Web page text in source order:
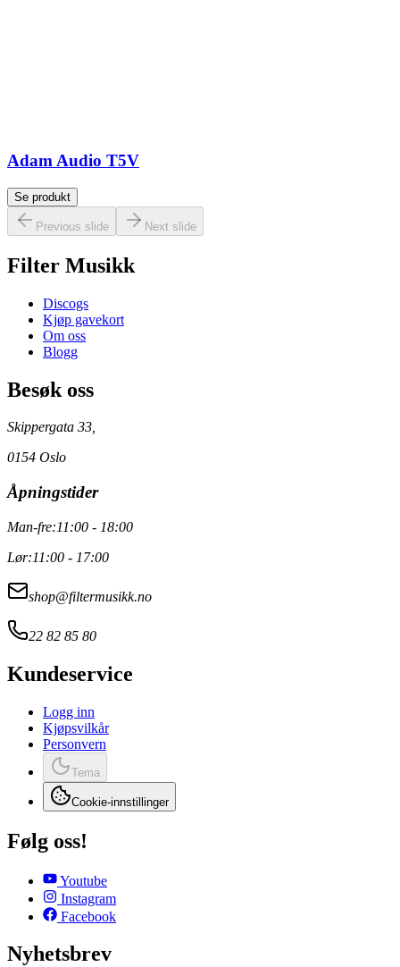
Adam Audio T5V
Se produkt
Previous slide Next slide
Filter Musikk
Discogs
Kjøp gavekort
Om oss
Blogg
Besøk oss
Skippergata 33,
0154 Oslo
Åpningstider
Man-fre:11:00 - 18:00
Lør:11:00 - 17:00
shop@filtermusikk.no
22 82 85 80
Kundeservice
Logg inn
Kjøpsvilkår
Personvern
Tema
Cookie-innstillinger
Følg oss!
Youtube
Instagram
Facebook
Nyhetsbrev